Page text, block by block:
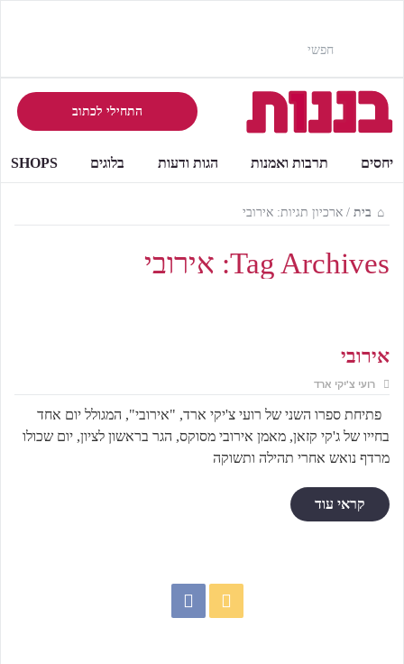
התחילי לכתוב
יחסים תרבות ואמנות הגות ודעות בלוגים SHOPS
בית / ארכיון תגיות: אירובי
Tag Archives: אירובי
אירובי
רועי צ'יקי ארד
פתיחת ספרו השני של רועי צ'יקי ארד, "אירובי", המגולל יום אחד
בחייו של ג'קי קזאן, מאמן אירובי מסוקס, הגר בראשון לציון, יום שכולו
מרדף נואש אחרי תהילה ותשוקה
קראי עוד